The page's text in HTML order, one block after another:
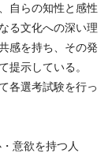
自らの知性と感性
る文化への深い理
感を持ち、その発
提示している。
各選考試験を行っ
意欲を持つ人